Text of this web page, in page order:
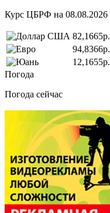
Курс ЦБРФ на 08.08.2026
82,1665р.
94,8366р.
12,1655р.
Погода
Погода сейчас